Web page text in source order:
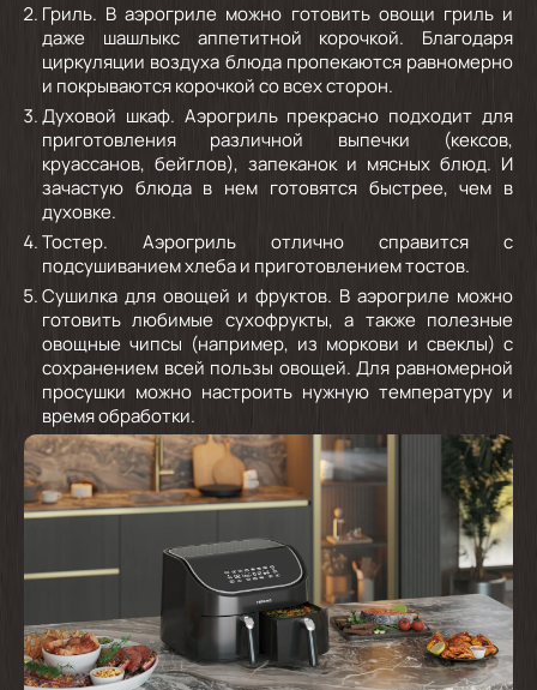
Гриль. В аэрогриле можно готовить овощи гриль и
даже шашлыкс аппетитной корочкой. Благодаря
циркуляции воздуха блюда пропекаются равномерно
и покрываются корочкой со всех сторон.
Духовой шкаф. Аэрогриль прекрасно подходит для
приготовления различной выпечки (кексов,
круассанов, бейглов), запеканок и мясных блюд. И
зачастую блюда в нем готовятся быстрее, чем в
духовке.
Тостер. Аэрогриль отлично справится с
подсушиванием хлеба и приготовлением тостов.
Сушилка для овощей и фруктов. В аэрогриле можно
готовить любимые сухофрукты, а также полезные
овощные чипсы (например, из моркови и свеклы) с
сохранением всей пользы овощей. Для равномерной
просушки можно настроить нужную температуру и
время обработки.